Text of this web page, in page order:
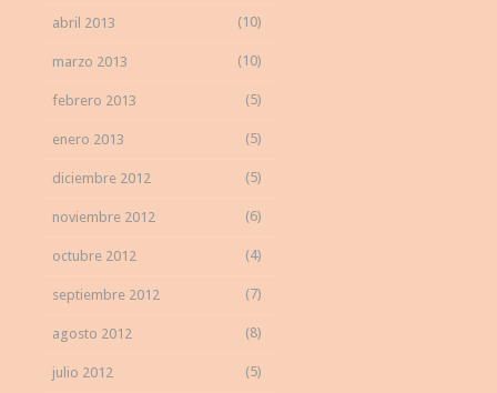
abril 2013 (10)
marzo 2013 (10)
febrero 2013 (5)
enero 2013 (5)
diciembre 2012 (5)
noviembre 2012 (6)
octubre 2012 (4)
septiembre 2012 (7)
agosto 2012 (8)
julio 2012 (5)